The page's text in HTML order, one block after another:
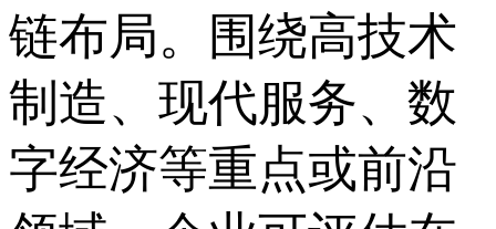
链布局。围绕高技术
制造、现代服务、数
字经济等重点或前沿